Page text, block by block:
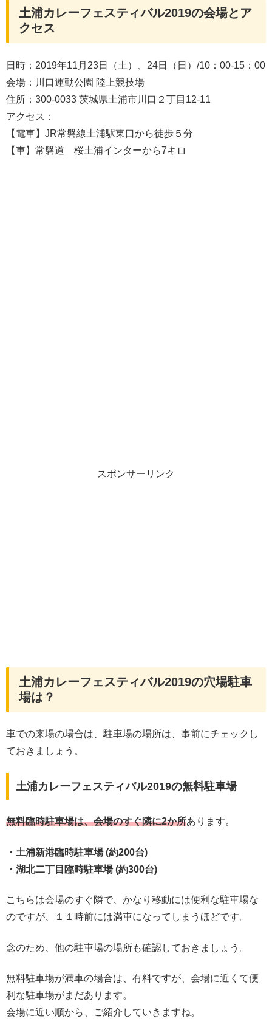
土浦カレーフェスティバル2019の会場とア
クセス
日時：2019年11月23日（土）、24日（日）/10：00-15：00
会場：川口運動公園 陸上競技場
住所：300-0033 茨城県土浦市川口２丁目12-11
アクセス：
【電車】JR常磐線土浦駅東口から徒歩５分
【車】常磐道 桜土浦インターから7キロ
スポンサーリンク
土浦カレーフェスティバル2019の穴場駐車
場は？
車での来場の場合は、駐車場の場所は、事前にチェックし
ておきましょう。
土浦カレーフェスティバル2019の無料駐車場
無料臨時駐車場は、会場のすぐ隣に2か所あります。
・土浦新港臨時駐車場 (約200台)
・湖北二丁目臨時駐車場 (約300台)
こちらは会場のすぐ隣で、かなり移動には便利な駐車場な
のですが、１１時前には満車になってしまうほどです。
念のため、他の駐車場の場所も確認しておきましょう。
無料駐車場が満車の場合は、有料ですが、会場に近くて便
利な駐車場がまだあります。
会場に近い順から、ご紹介していきますね。